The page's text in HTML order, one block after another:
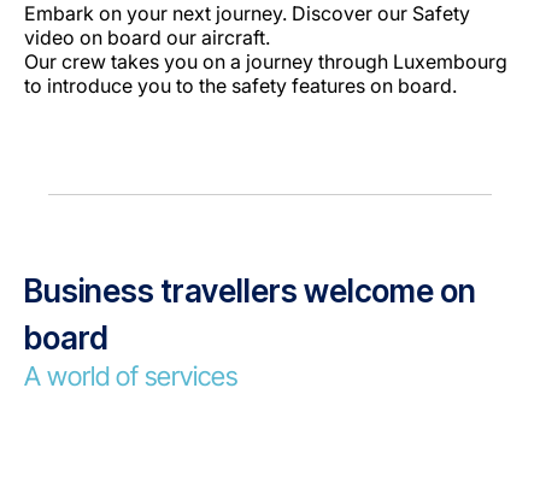
Embark on your next journey. Discover our Safety
video on board our aircraft.
Our crew takes you on a journey through Luxembourg
to introduce you to the safety features on board.
Business travellers welcome on
board
A world of services